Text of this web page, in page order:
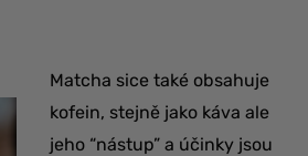
Matcha sice také obsahuje
kofein, stejně jako káva ale
jeho “nástup” a účinky jsou